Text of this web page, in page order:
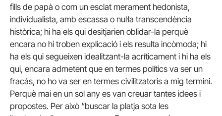
fills de papà o com un esclat merament hedonista,
individualista, amb escassa o nul·la transcendència
històrica; hi ha els qui desitjarien oblidar-la perquè
encara no hi troben explicació i els resulta incòmoda; hi
ha els qui segueixen idealitzant-la acríticament i hi ha els
qui, encara admetent que en termes polítics va ser un
fracàs, no ho va ser en termes civilitzatoris a mig termini.
Perquè mai en un sol any es van creuar tantes idees i
propostes. Per això “buscar la platja sota les